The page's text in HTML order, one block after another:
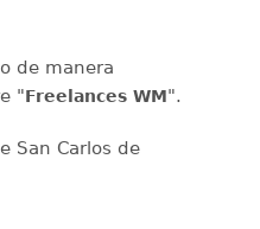
de manera
"Freelances WM".
San Carlos de